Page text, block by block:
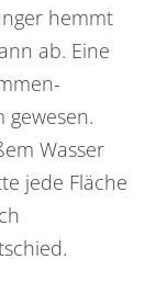
hemmt
ab. Eine
gewesen.
Wasser
jede Fläche